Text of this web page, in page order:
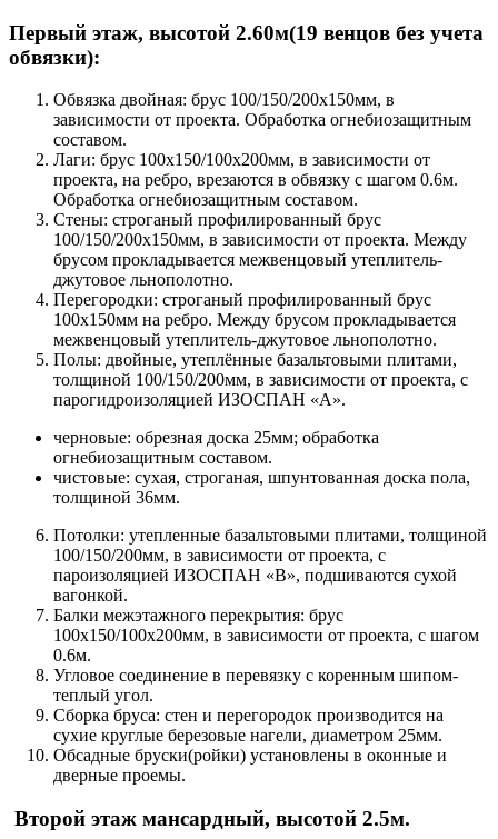
Первый этаж, высотой 2.60м(19 венцов без учета
обвязки):
Обвязка двойная: брус 100/150/200х150мм, в
зависимости от проекта. Обработка огнебиозащитным
составом.
Лаги: брус 100х150/100х200мм, в зависимости от
проекта, на ребро, врезаются в обвязку с шагом 0.6м.
Обработка огнебиозащитным составом.
Стены: строганый профилированный брус
100/150/200х150мм, в зависимости от проекта. Между
брусом прокладывается межвенцовый утеплитель-
джутовое льнополотно.
Перегородки: строганый профилированный брус
100х150мм на ребро. Между брусом прокладывается
межвенцовый утеплитель-джутовое льнополотно.
Полы: двойные, утеплённые базальтовыми плитами,
толщиной 100/150/200мм, в зависимости от проекта, с
парогидроизоляцией ИЗОСПАН «А».
черновые: обрезная доска 25мм; обработка
огнебиозащитным составом.
чистовые: сухая, строганая, шпунтованная доска пола,
толщиной 36мм.
Потолки: утепленные базальтовыми плитами, толщиной
100/150/200мм, в зависимости от проекта, с
пароизоляцией ИЗОСПАН «В», подшиваются сухой
вагонкой.
Балки межэтажного перекрытия: брус
100х150/100х200мм, в зависимости от проекта, с шагом
0.6м.
Угловое соединение в перевязку с коренным шипом-
теплый угол.
Сборка бруса: стен и перегородок производится на
сухие круглые березовые нагели, диаметром 25мм.
Обсадные бруски(ройки) установлены в оконные и
дверные проемы.
Второй этаж мансардный, высотой 2.5м.